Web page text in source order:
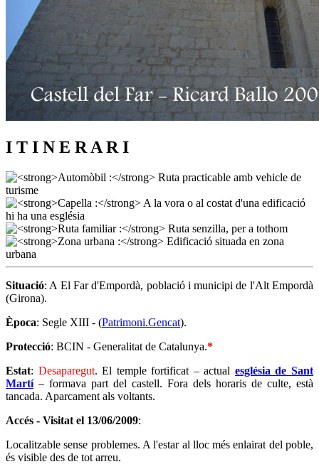
I T I N E R A R I
Situació: A El Far d'Empordà, població i municipi de l'Alt Empordà
(Girona).
Època: Segle XIII - (Patrimoni.Gencat).
Protecció: BCIN - Generalitat de Catalunya.*
Estat: Desaparegut. El temple fortificat – actual església de Sant
Martí– formava part del castell. Fora dels horaris de culte, està
tancada. Aparcament als voltants.
Accés - Visitat el 13/06/2009:
Localitzable sense problemes. A l'estar al lloc més enlairat del poble,
és visible des de tot arreu.